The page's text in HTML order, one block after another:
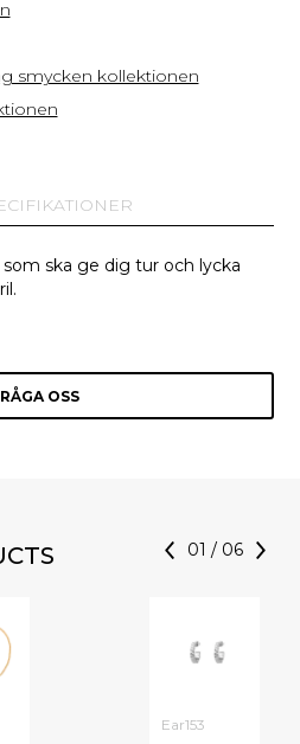
smycken kollektionen
ska ge dig tur och lycka
OSS
01 / 06
Ear153